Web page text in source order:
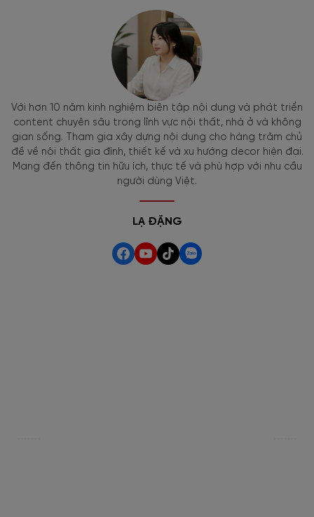
Với hơn 10 năm kinh nghiệm biên tập nội dung và phát triển
content chuyên sâu trong lĩnh vực nội thất, nhà ở và không
gian sống. Tham gia xây dựng nội dung cho hàng trăm chủ
đề về nội thất gia đình, thiết kế và xu hướng decor hiện đại.
Mang đến thông tin hữu ích, thực tế và phù hợp với nhu cầu
người dùng Việt.
LẠ ĐẶNG